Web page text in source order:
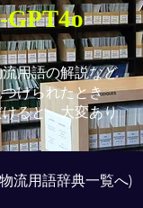
GPT4o
流用語の解説など
けられたとき
ると、大変あり
流用語辞典一覧へ)